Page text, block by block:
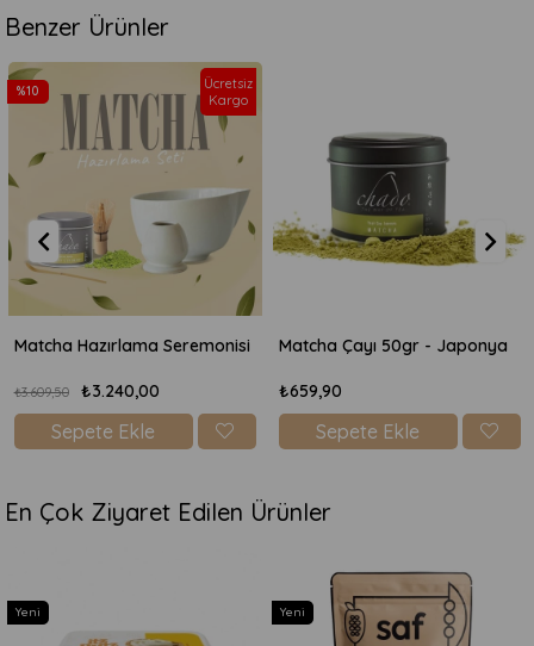
Benzer Ürünler
Ücretsiz
Kargo
Matcha Çayı 50gr - Japonya
₺659,90
Sepete Ekle Sepete Ekle
En Çok Ziyaret Edilen Ürünler
Yeni Yeni